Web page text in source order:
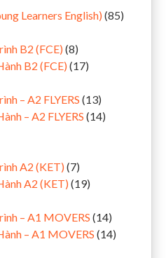
Learners English) (85)
B2 (FCE) (8)
B2 (FCE) (17)
– A2 FLYERS (13)
– A2 FLYERS (14)
A2 (KET) (7)
A2 (KET) (19)
– A1 MOVERS (14)
– A1 MOVERS (14)